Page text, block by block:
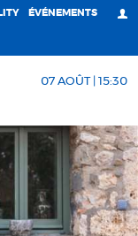
ÉVÉNEMENTS
07 AOÛT | 15:30